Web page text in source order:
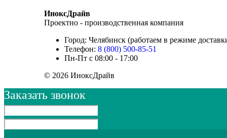
ИноксДрайв
Проектно - производственная компания
Город: Челябинск (работаем в режиме
Телефон: 8 (800) 500-85-51
Пн-Пт с 08:00 - 17:00
© 2026 ИноксДрайв
Заказать звонок